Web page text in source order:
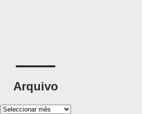
Arquivo
A